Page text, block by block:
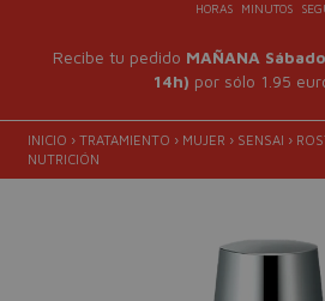
HORAS MINUTOS
Recibe tu pedido MAÑANA
14h) por sólo 1.95
INICIO › TRATAMIENTO › MUJER › SENSAI ›
NUTRICIÓN